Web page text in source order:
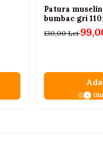
Patura
bumbac gri
130,00 Lei